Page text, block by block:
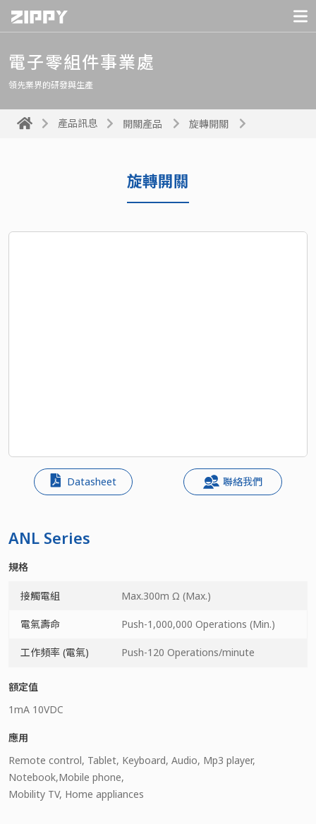
電子零組件事業處
領先業界的研發與生產
產品訊息 開關產品 旋轉開關
旋轉開關
Datasheet 聯絡我們
ANL Series
規格
接觸電組 Max.300m Ω (Max.)
電氣壽命 Push-1,000,000 Operations (Min.)
工作頻率 (電氣) Push-120 Operations/minute
額定值
1mA 10VDC
應用
Remote control, Tablet, Keyboard, Audio, Mp3 player,
Notebook,Mobile phone,
Mobility TV, Home appliances